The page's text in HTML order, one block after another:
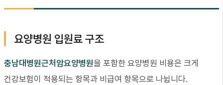
요양병원 입원료 구조
충남대병원근처암요양병원을 포함한 요양병원 비용은 크게
건강보험이 적용되는 항목과 비급여 항목으로 나뉩니다.